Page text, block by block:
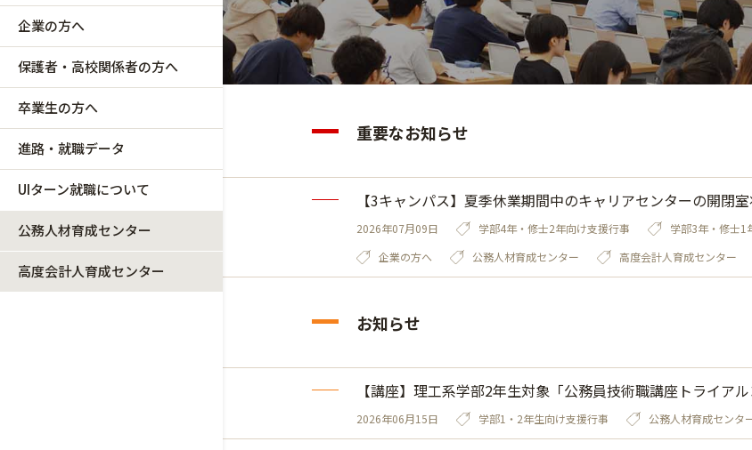
企業の方へ
保護者・高校関係者の方へ
卒業生の方へ
進路・就職データ
UIターン就職について
公務人材育成センター
高度会計人育成センター
重要なお知らせ
【3キャンパス】夏季休業期間中のキャリアセンターの開閉
2026年07月09日 学部4年・修士2年向け支援行事 学部3年・修士1
企業の方へ
公務人材育成センター 高度会計人育成センター
お知らせ
【講座】理工系学部2年生対象「公務員技術職講座トライア
2026年06月15日 学部1・2年生向け支援行事 公務人材育成センタ